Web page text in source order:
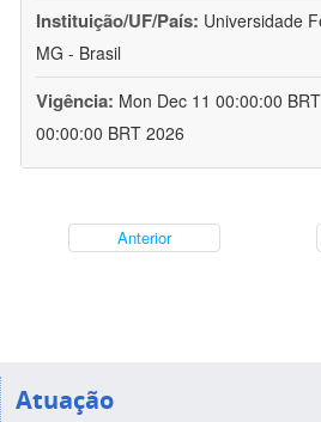
Instituição/UF/País: Universidade
MG - Brasil
Vigência: Mon Dec 11 00:00:00
00:00:00 BRT 2026
Anterior
Atuação